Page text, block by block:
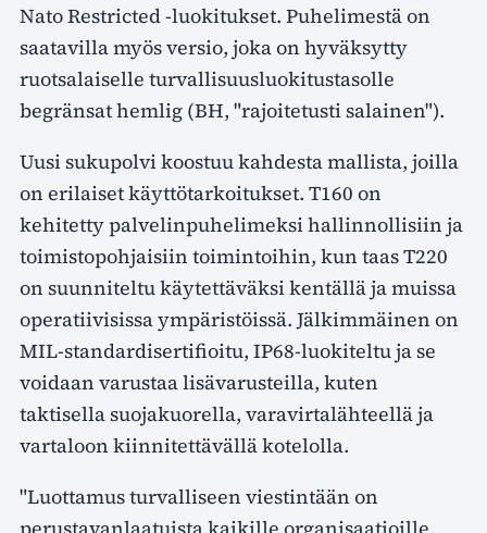
Nato Restricted -luokitukset. Puhelimestä on
saatavilla myös versio, joka on hyväksytty
ruotsalaiselle turvallisuusluokitustasolle
begränsat hemlig (BH, "rajoitetusti salainen").
Uusi sukupolvi koostuu kahdesta mallista, joilla
on erilaiset käyttötarkoitukset. T160 on
kehitetty palvelinpuhelimeksi hallinnollisiin ja
toimistopohjaisiin toimintoihin, kun taas T220
on suunniteltu käytettäväksi kentällä ja muissa
operatiivisissa ympäristöissä. Jälkimmäinen on
MIL-standardisertifioitu, IP68-luokiteltu ja se
voidaan varustaa lisävarusteilla, kuten
taktisella suojakuorella, varavirtalähteellä ja
vartaloon kiinnitettävällä kotelolla.
"Luottamus turvalliseen viestintään on